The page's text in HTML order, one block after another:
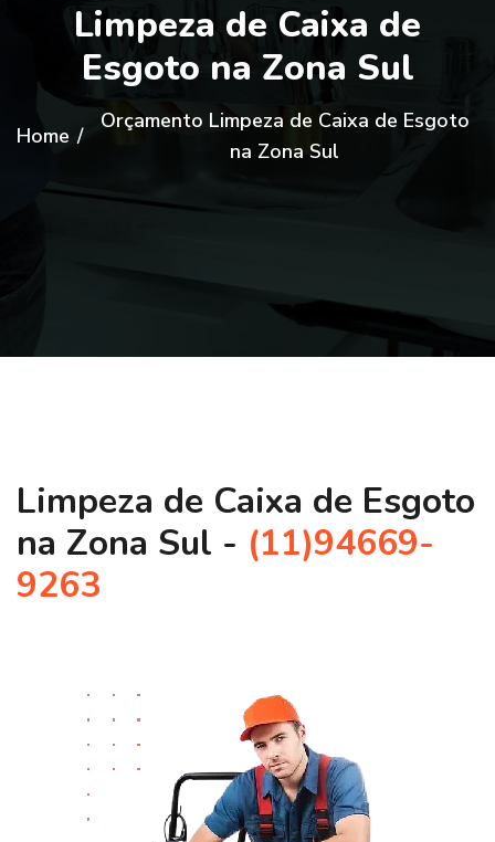
Limpeza de Caixa de
Esgoto na Zona Sul
Home /
Orçamento Limpeza de Caixa de Esgoto
na Zona Sul
Limpeza de Caixa de Esgoto
na Zona Sul - (11)94669-
9263